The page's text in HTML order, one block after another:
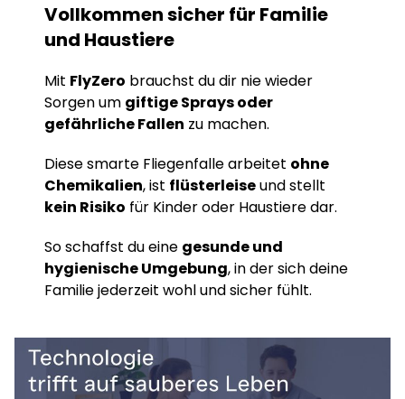
Vollkommen sicher für Familie
und Haustiere
Mit FlyZero brauchst du dir nie wieder
Sorgen um giftige Sprays oder
gefährliche Fallen zu machen.
Diese smarte Fliegenfalle arbeitet ohne
Chemikalien, ist flüsterleiseund stellt
kein Risiko für Kinder oder Haustiere dar.
So schaffst du eine gesunde und
hygienische Umgebung, in der sich deine
Familie jederzeit wohl und sicher fühlt.